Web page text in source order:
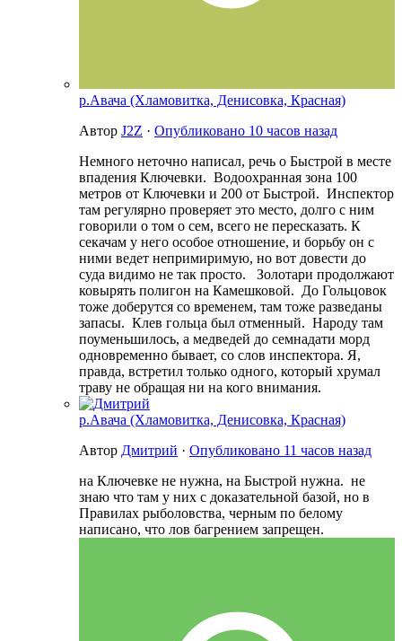
р.Авача (Хламовитка, Денисовка, Красная)
Автор J2Z · Опубликовано 10 часов назад
Немного неточно написал, речь о Быстрой в месте
впадения Ключевки. Водоохранная зона 100
метров от Ключевки и 200 от Быстрой. Инспектор
там регулярно проверяет это место, долго с ним
говорили о том о сем, всего не пересказать. К
секачам у него особое отношение, и борьбу он с
ними ведет непримиримую, но вот довести до
суда видимо не так просто. Золотари продолжают
ковырять полигон на Камешковой. До Гольцовок
тоже доберутся со временем, там тоже разведаны
запасы. Клев гольца был отменный. Народу там
поуменьшилось, а медведей до семнадати морд
одновременно бывает, со слов инспектора. Я,
правда, встретил только одного, который хрумал
траву не обращая ни на кого внимания.
р.Авача (Хламовитка, Денисовка, Красная)
Автор Дмитрий · Опубликовано 11 часов назад
на Ключевке не нужна, на Быстрой нужна. не
знаю что там у них с доказательной базой, но в
Правилах рыболовства, черным по белому
написано, что лов багрением запрещен.